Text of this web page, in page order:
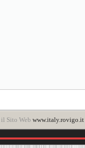
il Sito Web www.italy.rovigo.it